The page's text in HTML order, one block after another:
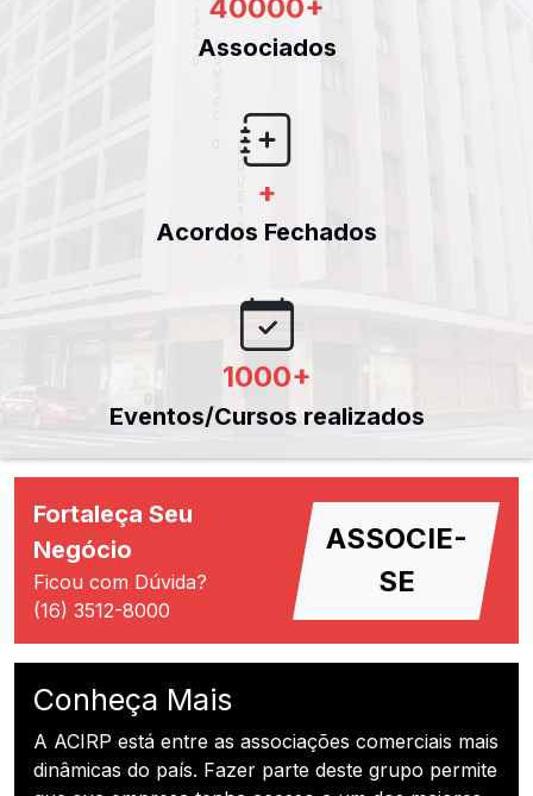
40000+
Associados
+
Acordos Fechados
1000+
Eventos/Cursos realizados
Fortaleça Seu
Negócio
Ficou com Dúvida?
(16) 3512-8000
ASSOCIE-
SE
Conheça Mais
A ACIRP está entre as associações comerciais mais
dinâmicas do país. Fazer parte deste grupo permite